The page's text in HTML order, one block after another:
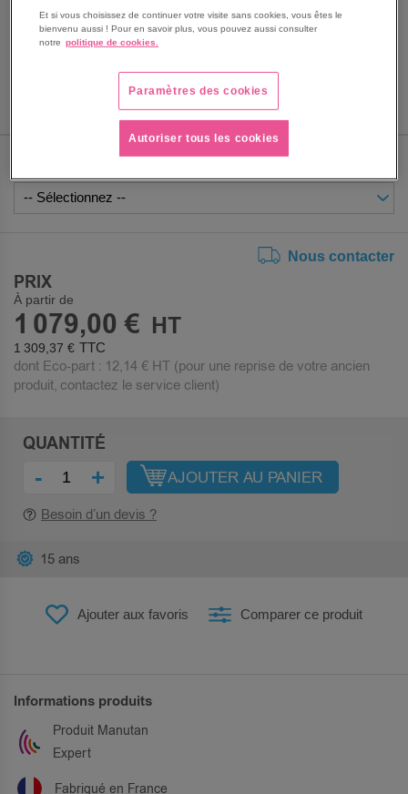
Structure sous buffet tube acier 30 x 30 mm, épaisseur
1,5mm.
COLORIS DÉTAILLÉ
Nous contacter
PRIX
À partir de
1 079,00 €
1 309,37 €
dont Eco-part : 12,14 € HT (pour une reprise de votre ancien
produit, contactez le service client)
QUANTITÉ
- + AJOUTER AU PANIER
Besoin d’un devis ?
Ajouter aux favoris Comparer ce produit
15 ans
Informations produits
Produit Manutan
Expert
Fabriqué en France
Et si vous choisissez de continuer votre visite sans cookies, vous êtes le
bienvenu aussi ! Pour en savoir plus, vous pouvez aussi consulter
notre politique de cookies.
Paramètres des cookies
Autoriser tous les cookies